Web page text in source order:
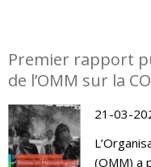
Premier rapport
de l’OMM sur la
21-03-
(OMM) a